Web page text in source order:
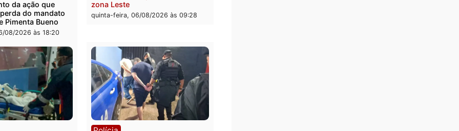
Dias Tofolli , do TSE,
reabertura e
da ação que
à perda do mandato
Polícia
Policiais militares recuperam
moto furtada e prendem trio na
zona Leste